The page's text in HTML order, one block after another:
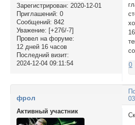
Зарегистрирован: 2020-12-01
Приглашений: 0
Сообщений: 842
Уважение: [+276/-7]
Провел на форуме:
12 дней 16 часов
Последний визит:
2024-12-04 09:11:54
0
фрол
Активный участник